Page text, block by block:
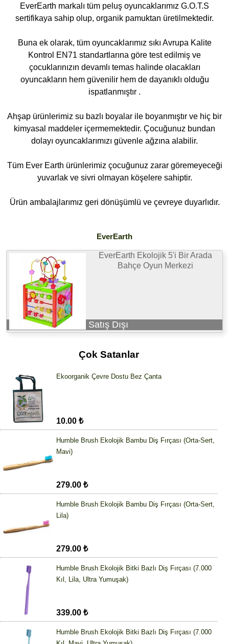
EverEarth markalı tüm peluş oyuncaklarımız G.O.T.S
sertifikaya sahip olup, organik pamuktan üretilmektedir.
Buna ek olarak, tüm oyuncaklarımız sıkı Avrupa Kalite
Kontrol EN71 standartlarına göre test edilmiş ve
çocuklarınızın devamlı temas halinde olacakları
oyuncakların hem güvenilir hem de dayanıklı olduğu
ispatlanmıştır .
Ahşap ürünlerimiz su bazlı boyalar ile boyanmıştır ve hiç bir
kimyasal maddeler içermemektedir. Çocuğunuz bundan
dolayı oyuncaklarımızı güvenle ağzına alabilir.
Tüm Ever Earth ürünlerimiz çocuğunuz zarar göremeyeceği
yuvarlak ve sivri olmayan köşelere sahiptir.
Ürün ambalajlarımız geri dönüşümlü ve çevreye duyarlıdır.
EverEarth
EverEarth Ekolojik 5'i Bir Arada
Bahçe Oyun Merkezi
Satış Dışı
Çok Satanlar
Ekoorganik Çevre Dostu Bez Çanta
10.00 ₺
Humble Brush Ekolojik Bambu Diş Fırçası (Orta-Sert,
Mavi)
279.00 ₺
Humble Brush Ekolojik Bambu Diş Fırçası (Orta-Sert,
Lila)
279.00 ₺
Humble Brush Ekolojik Bitki Bazlı Diş Fırçası (7.000
Kıl, Lila, Ultra Yumuşak)
339.00 ₺
Humble Brush Ekolojik Bitki Bazlı Diş Fırçası (7.000